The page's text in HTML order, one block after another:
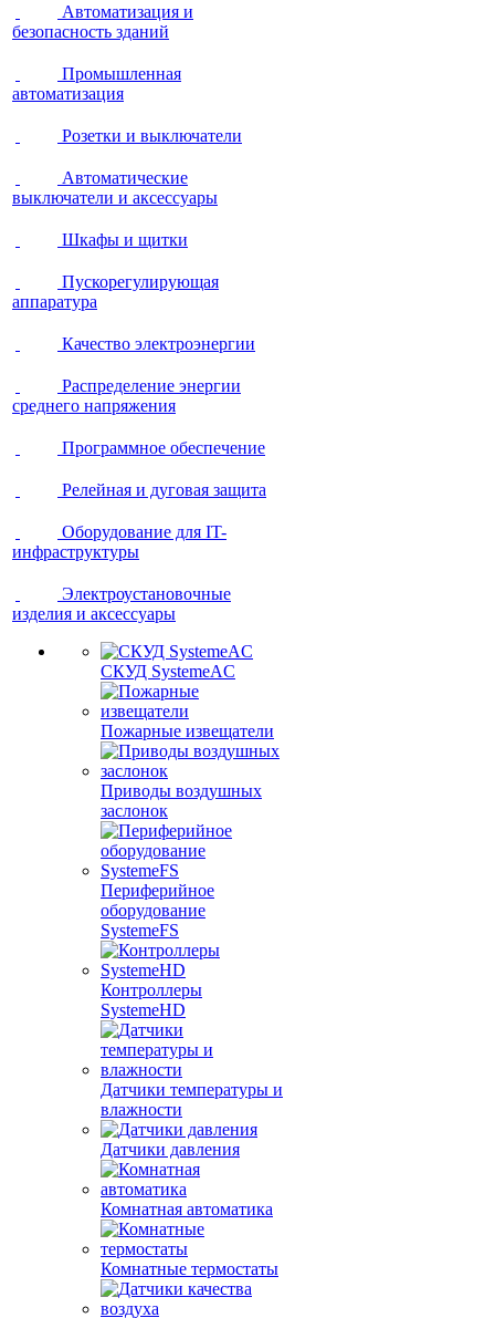
Автоматизация и
безопасность зданий
Промышленная
автоматизация
Розетки и выключатели
Автоматические
выключатели и аксессуары
Шкафы и щитки
Пускорегулирующая
аппаратура
Качество электроэнергии
Распределение энергии
среднего напряжения
Программное обеспечение
Релейная и дуговая защита
Оборудование для IT-
инфраструктуры
Электроустановочные
изделия и аксессуары
СКУД SystemeAC
Пожарные извещатели
Приводы воздушных
заслонок
Периферийное
оборудование
SystemeFS
Контроллеры
SystemeHD
Датчики температуры и
влажности
Датчики давления
Комнатная автоматика
Комнатные термостаты